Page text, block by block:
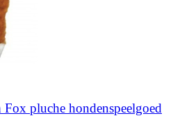
pluche hondenspeelgoed